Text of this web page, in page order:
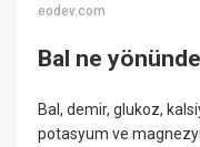
eodev.com
Bal ne
Bal, demir, glukoz,
potasyum ve